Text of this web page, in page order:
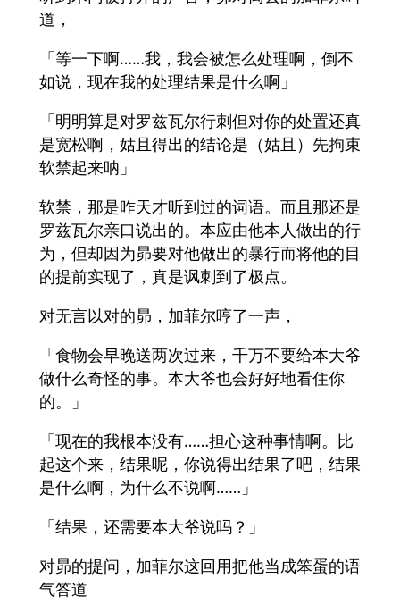
道，
「等一下啊……我，我会被怎么处理啊，倒不
如说，现在我的处理结果是什么啊」
「明明算是对罗兹瓦尔行刺但对你的处置还真
是宽松啊，姑且得出的结论是（姑且）先拘束
软禁起来呐」
软禁，那是昨天才听到过的词语。而且那还是
罗兹瓦尔亲口说出的。本应由他本人做出的行
为，但却因为昴要对他做出的暴行而将他的目
的提前实现了，真是讽刺到了极点。
对无言以对的昴，加菲尔哼了一声，
「食物会早晚送两次过来，千万不要给本大爷
做什么奇怪的事。本大爷也会好好地看住你
的。」
「现在的我根本没有……担心这种事情啊。比
起这个来，结果呢，你说得出结果了吧，结果
是什么啊，为什么不说啊……」
「结果，还需要本大爷说吗？」
对昴的提问，加菲尔这回用把他当成笨蛋的语
气答道